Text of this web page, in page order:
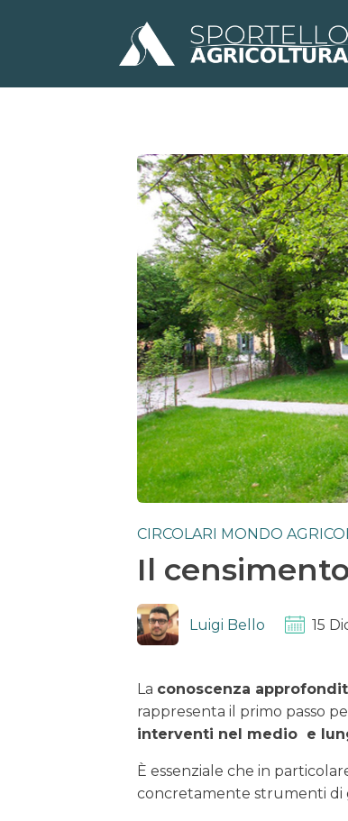
CIRCOLARI MONDO
Il
Luigi Bello 15
La conoscenza
rappresenta il primo passo
interventi nel medio e
È essenziale che in
concretamente strumenti di